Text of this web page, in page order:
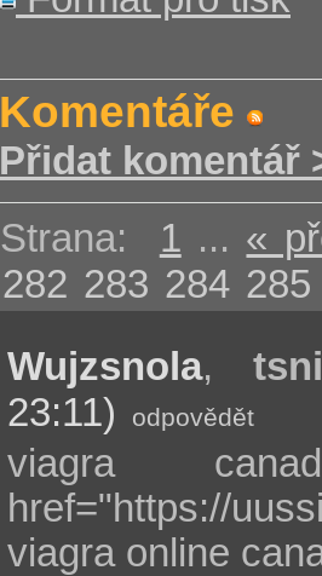
Komentáře
Přidat komentář
Strana: 1 ... «
282 283 284 285
Wujzsnola,
23:11)
odpovědět
viagra
href="https://
viagra online